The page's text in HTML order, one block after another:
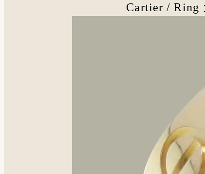
Cartier / Ring